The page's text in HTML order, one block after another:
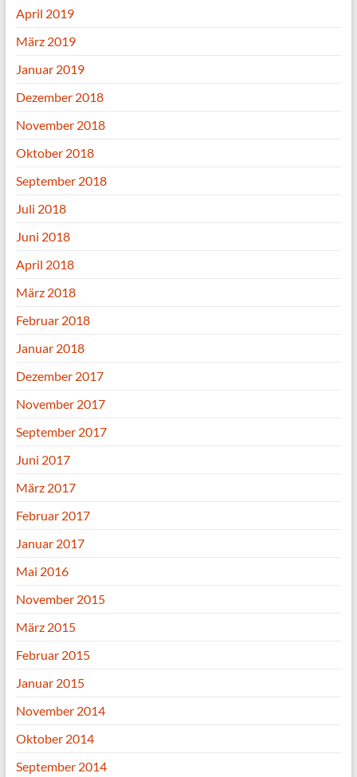
April 2019
März 2019
Januar 2019
Dezember 2018
November 2018
Oktober 2018
September 2018
Juli 2018
Juni 2018
April 2018
März 2018
Februar 2018
Januar 2018
Dezember 2017
November 2017
September 2017
Juni 2017
März 2017
Februar 2017
Januar 2017
Mai 2016
November 2015
März 2015
Februar 2015
Januar 2015
November 2014
Oktober 2014
September 2014